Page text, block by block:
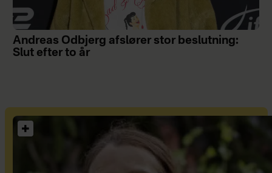
Andreas Odbjerg afslører stor beslutning:
Slut efter to år